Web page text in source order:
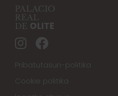
Pribatutasun-politika
Cookie politika